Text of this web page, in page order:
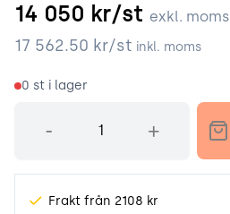
14 050 kr/st exkl. moms
17 562.50 kr/st inkl. moms
0 st i lager
- +
Frakt från 2108 kr